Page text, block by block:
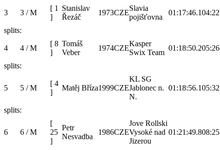
3 3 / M
[ 1
]
Stanislav
Řezáč
1973CZE
Slavia
pojišťovna
01:17:46.1
splits:
4 4 / M
[ 8
]
Tomáš
Veber
1974CZE
Kasper
Swix Team
01:18:50.2
splits:
5 5 / M
[ 4
]
Matěj Bříza1999CZE
KL SG
Jablonec n.
N.
01:18:56.1
splits:
6 6 / M
[
25
]
Petr
Nesvadba
1986CZE
Jove Rollski
Vysoké nad
Jizerou
01:21:49.8